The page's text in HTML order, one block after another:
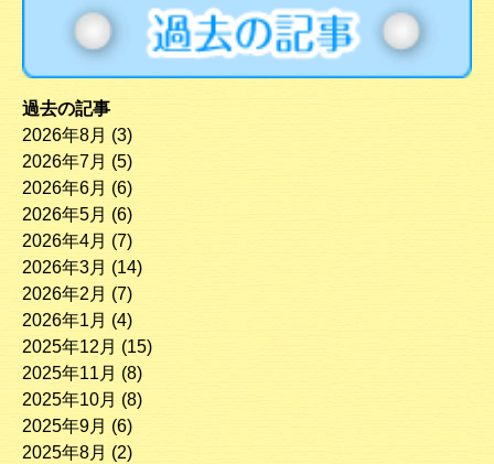
過去の記事
2026年8月 (3)
2026年7月 (5)
2026年6月 (6)
2026年5月 (6)
2026年4月 (7)
2026年3月 (14)
2026年2月 (7)
2026年1月 (4)
2025年12月 (15)
2025年11月 (8)
2025年10月 (8)
2025年9月 (6)
2025年8月 (2)